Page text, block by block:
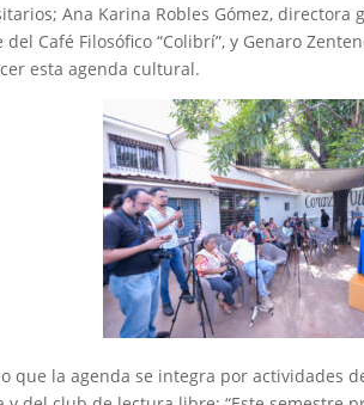
Ana Karina Robles Gómez,
Café Filosófico “Colibrí”, y Genaro
esta agenda cultural.
que la agenda se integra por actividades